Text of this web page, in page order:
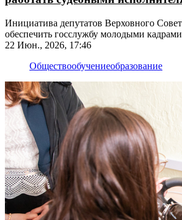
Инициатива депутатов Верховного
обеспечить госслужбу молодыми кадрами
22 Июн., 2026, 17:46
Обществообучениеобразование